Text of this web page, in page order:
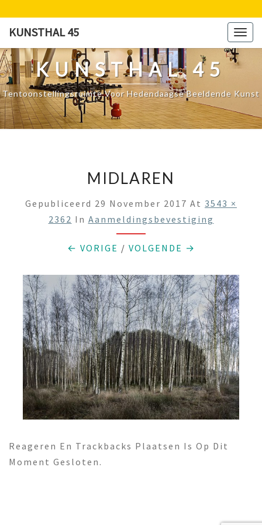
content
KUNSTHAL 45
KUNSTHAL 45
Tentoonstellingsruimte Voor Hedendaagse Beeldende Kunst
MIDLAREN
Gepubliceerd 29 November 2017 At 3543 ×
2362 In Aanmeldingsbevestiging
← VORIGE / VOLGENDE →
Reageren En Trackbacks Plaatsen Is Op Dit
Moment Gesloten.